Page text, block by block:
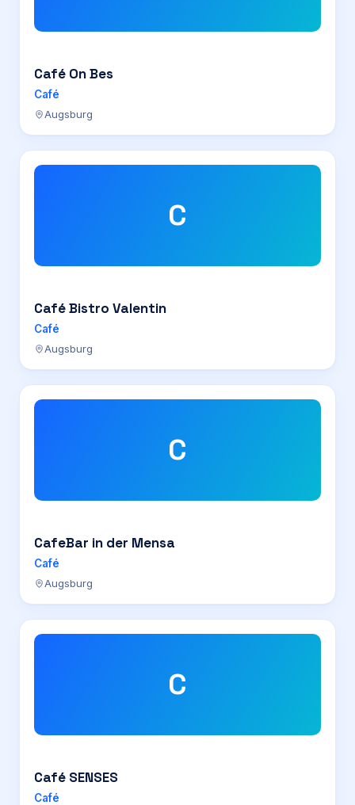
Café On Bes
Café
Augsburg
C
Café Bistro Valentin
Café
Augsburg
C
CafeBar in der Mensa
Café
Augsburg
C
Café SENSES
Café